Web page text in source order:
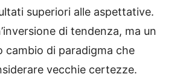
superiori alle aspettative.
di tendenza, ma un
cambio di paradigma che
vecchie certezze.